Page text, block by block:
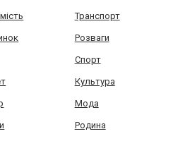
Транспорт
Розваги
Спорт
Культура
Мода
Родина